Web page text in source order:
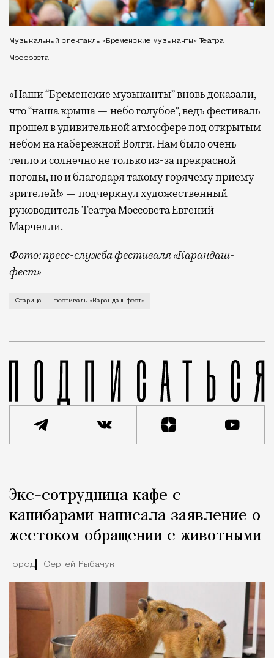
Музыкальный спектакль «Бременские музыканты» Театра
Моссовета
«Наши “Бременские музыканты” вновь доказали,
что “наша крыша — небо голубое”, ведь фестиваль
прошел в удивительной атмосфере под открытым
небом на набережной Волги. Нам было очень
тепло и солнечно не только из-за прекрасной
погоды, но и благодаря такому горячему приему
зрителей!» — подчеркнул художественный
руководитель Театра Моссовета Евгений
Марчелли.
Фото: пресс-служба фестиваля «Карандаш-
фест»
В минувший уикенд маленькая Старица в
Старица фестиваль «Карандаш-фест»
Город
Экс-сотрудница кафе с
капибарами написала заявление о
жестоком обращении с животными
Город Сергей Рыбачук